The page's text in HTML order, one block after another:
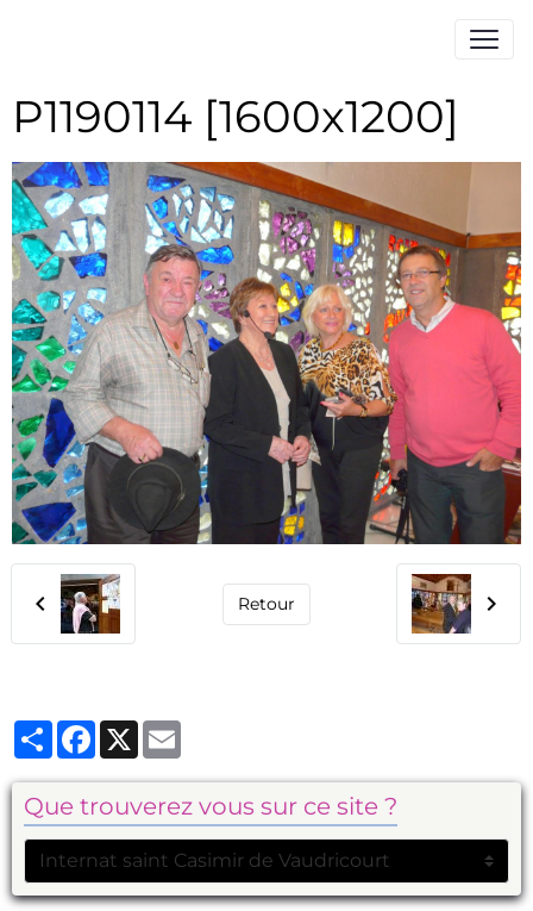
P1190114 [1600x1200]
Retour
PartagerFacebook
X
Que trouverez vous sur ce site ?